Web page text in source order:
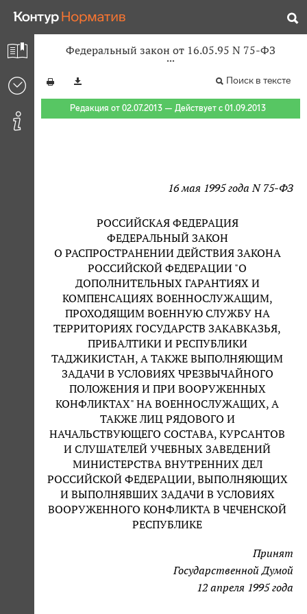
Федеральный закон от 16.05.95 N 75-ФЗ
Поиск в тексте
Редакция от 02.07.2013 — Действует с 01.09.2013
16 мая 1995 года N 75-ФЗ
РОССИЙСКАЯ ФЕДЕРАЦИЯ
ФЕДЕРАЛЬНЫЙ ЗАКОН
О РАСПРОСТРАНЕНИИ ДЕЙСТВИЯ ЗАКОНА
РОССИЙСКОЙ ФЕДЕРАЦИИ "О
ДОПОЛНИТЕЛЬНЫХ ГАРАНТИЯХ И
КОМПЕНСАЦИЯХ ВОЕННОСЛУЖАЩИМ,
ПРОХОДЯЩИМ ВОЕННУЮ СЛУЖБУ НА
ТЕРРИТОРИЯХ ГОСУДАРСТВ ЗАКАВКАЗЬЯ,
ПРИБАЛТИКИ И РЕСПУБЛИКИ
ТАДЖИКИСТАН, А ТАКЖЕ ВЫПОЛНЯЮЩИМ
ЗАДАЧИ В УСЛОВИЯХ ЧРЕЗВЫЧАЙНОГО
ПОЛОЖЕНИЯ И ПРИ ВООРУЖЕННЫХ
КОНФЛИКТАХ" НА ВОЕННОСЛУЖАЩИХ, А
ТАКЖЕ ЛИЦ РЯДОВОГО И
НАЧАЛЬСТВУЮЩЕГО СОСТАВА, КУРСАНТОВ
И СЛУШАТЕЛЕЙ УЧЕБНЫХ ЗАВЕДЕНИЙ
МИНИСТЕРСТВА ВНУТРЕННИХ ДЕЛ
РОССИЙСКОЙ ФЕДЕРАЦИИ, ВЫПОЛНЯЮЩИХ
И ВЫПОЛНЯВШИХ ЗАДАЧИ В УСЛОВИЯХ
ВООРУЖЕННОГО КОНФЛИКТА В ЧЕЧЕНСКОЙ
РЕСПУБЛИКЕ
Принят
Государственной Думой
12 апреля 1995 года